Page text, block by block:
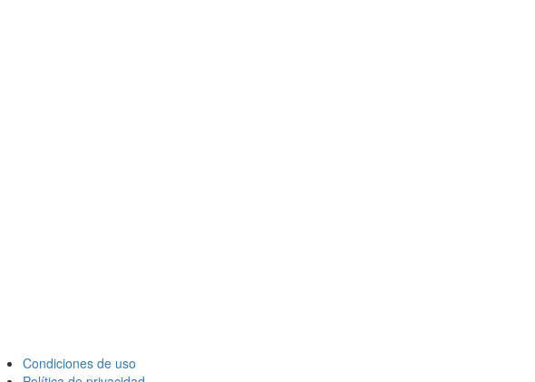
Condiciones de uso